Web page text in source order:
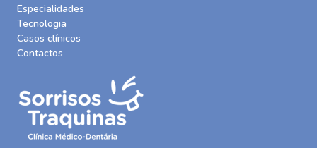
Especialidades
Tecnologia
Casos clínicos
Contactos